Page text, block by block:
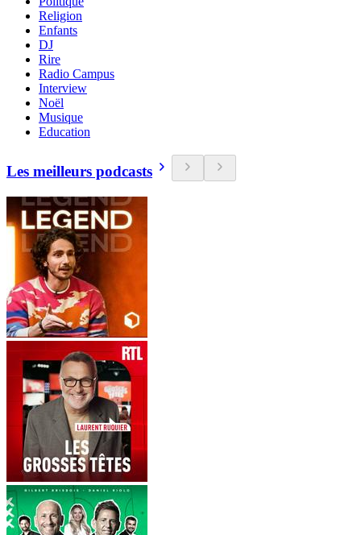
Religion
Enfants
DJ
Rire
Radio Campus
Interview
Noël
Musique
Education
Les meilleurs podcasts